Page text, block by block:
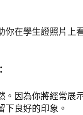
你在學生證照片上
。因為你將經常展
下良好的印象。